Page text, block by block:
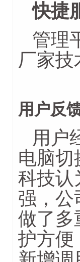
快捷
管理
厂家技
用户反
用户
电脑切
科技认
强，公
做了多
护方便